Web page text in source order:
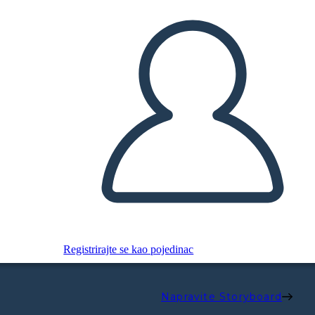
Registrirajte se kao pojedinac
Napravite Storyboard